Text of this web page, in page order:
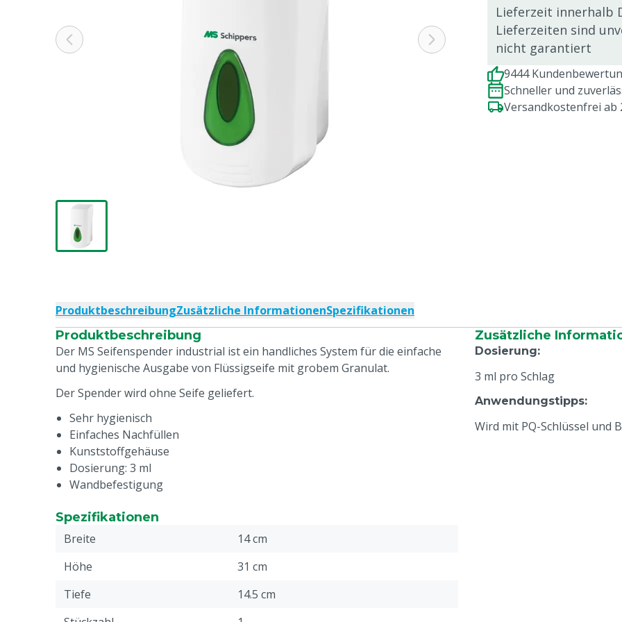
Lieferzeit innerhalb
Lieferzeiten sind
nicht garantiert
9444
Schneller und
Versandkostenfrei ab
ProduktbeschreibungZusätzliche InformationenSpezifikationen
Produktbeschreibung
Der MS Seifenspender industrial ist ein handliches System für die einfache
und hygienische Ausgabe von Flüssigseife mit grobem Granulat.
Der Spender wird ohne Seife geliefert.
Sehr hygienisch
Einfaches Nachfüllen
Kunststoffgehäuse
Dosierung: 3 ml
Wandbefestigung
Zusätzliche
Dosierung:
3 ml pro Schlag
Anwendungstipps:
Wird mit PQ-Schlüssel und
Spezifikationen
Breite
14 cm
Höhe
31 cm
Tiefe
14.5 cm